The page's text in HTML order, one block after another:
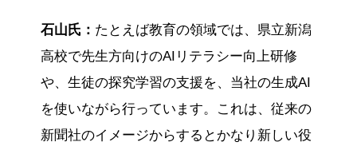
石山氏： たとえば教育の領域では、県立新潟
高校で先生方向けのAIリテラシー向上研修
や、生徒の探究学習の支援を、当社の生成AI
を使いながら行っています。これは、従来の
新聞社のイメージからするとかなり新しい役